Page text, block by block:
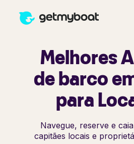
Melhores
de barco
para
Navegue, reserve e
capitães locais e